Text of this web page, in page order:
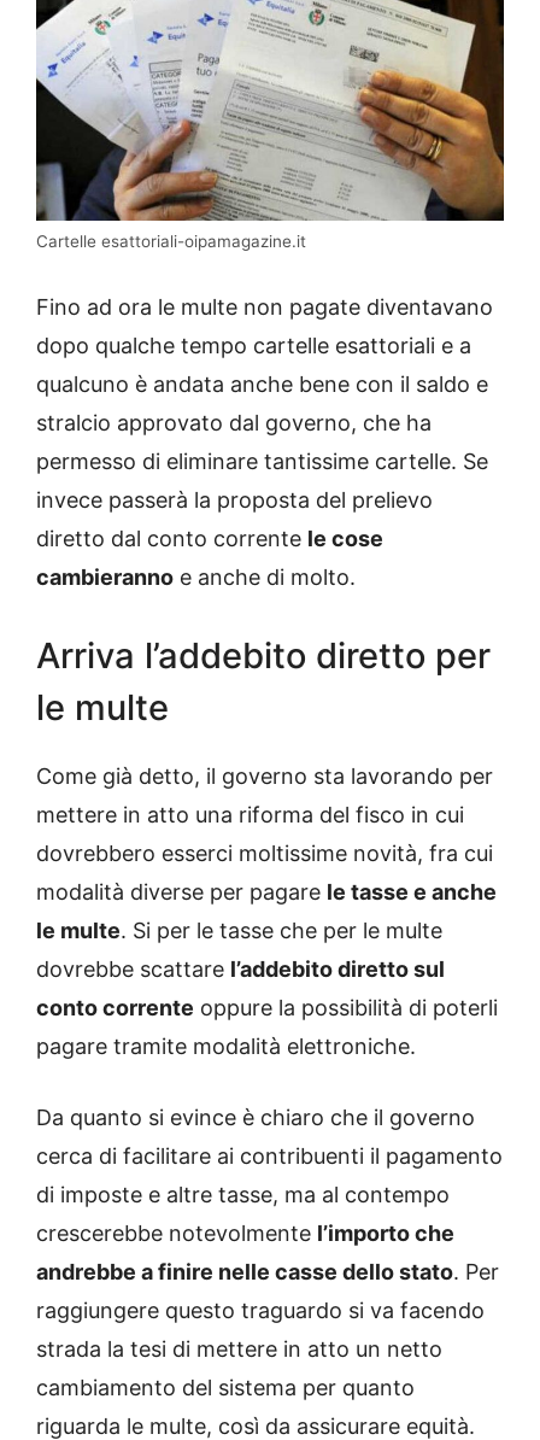
Cartelle esattoriali-oipamagazine.it
Fino ad ora le multe non pagate diventavano
dopo qualche tempo cartelle esattoriali e a
qualcuno è andata anche bene con il saldo e
stralcio approvato dal governo, che ha
permesso di eliminare tantissime cartelle. Se
invece passerà la proposta del prelievo
diretto dal conto corrente le cose
cambieranno e anche di molto.
Arriva l’addebito diretto per
le multe
Come già detto, il governo sta lavorando per
mettere in atto una riforma del fisco in cui
dovrebbero esserci moltissime novità, fra cui
modalità diverse per pagare le tasse e anche
le multe. Si per le tasse che per le multe
dovrebbe scattare l’addebito diretto sul
conto corrente oppure la possibilità di poterli
pagare tramite modalità elettroniche.
Da quanto si evince è chiaro che il governo
cerca di facilitare ai contribuenti il pagamento
di imposte e altre tasse, ma al contempo
crescerebbe notevolmente l’importo che
andrebbe a finire nelle casse dello stato. Per
raggiungere questo traguardo si va facendo
strada la tesi di mettere in atto un netto
cambiamento del sistema per quanto
riguarda le multe, così da assicurare equità.